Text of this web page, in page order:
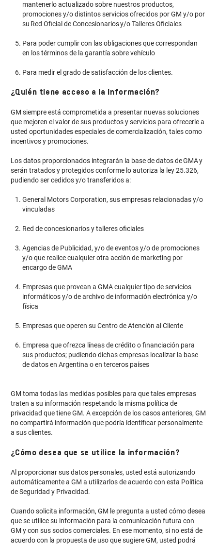
mantenerlo actualizado sobre nuestros productos,
promociones y/o distintos servicios ofrecidos por GM y/o por
su Red Oficial de Concesionarios y/o Talleres Oficiales
Para poder cumplir con las obligaciones que correspondan
en los términos de la garantía sobre vehículo
Para medir el grado de satisfacción de los clientes.
¿Quién tiene acceso a la información?
GM siempre está comprometida a presentar nuevas soluciones
que mejoren el valor de sus productos y servicios para ofrecerle a
usted oportunidades especiales de comercialización, tales como
incentivos y promociones.
Los datos proporcionados integrarán la base de datos de GMA y
serán tratados y protegidos conforme lo autoriza la ley 25.326,
pudiendo ser cedidos y/o transferidos a:
General Motors Corporation, sus empresas relacionadas y/o
vinculadas
Red de concesionarios y talleres oficiales
Agencias de Publicidad, y/o de eventos y/o de promociones
y/o que realice cualquier otra acción de marketing por
encargo de GMA
Empresas que provean a GMA cualquier tipo de servicios
informáticos y/o de archivo de información electrónica y/o
física
Empresas que operen su Centro de Atención al Cliente
Empresa que ofrezca líneas de crédito o financiación para
sus productos; pudiendo dichas empresas localizar la base
de datos en Argentina o en terceros países
GM toma todas las medidas posibles para que tales empresas
traten a su información respetando la misma política de
privacidad que tiene GM. A excepción de los casos anteriores, GM
no compartirá información que podría identificar personalmente
a sus clientes.
¿Cómo desea que se utilice la información?
Al proporcionar sus datos personales, usted está autorizando
automáticamente a GM a utilizarlos de acuerdo con esta Política
de Seguridad y Privacidad.
Cuando solicita información, GM le pregunta a usted cómo desea
que se utilice su información para la comunicación futura con
GM y con sus socios comerciales. En ese momento, si no está de
acuerdo con la propuesta de uso que sugiere GM, usted podrá